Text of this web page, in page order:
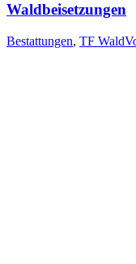
Waldbeisetzungen
Bestattungen, TF Wald